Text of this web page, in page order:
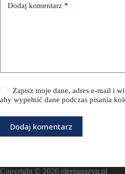
Dodaj komentarz *
Zapisz moje dane, adres e-mail i
aby wypełnić dane podczas pisania
Dodaj komentarz
Copyright © 2026 olemagazyn.pl